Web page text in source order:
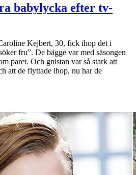
babylycka efter tv-
Kejbert, 30, fick ihop det i
fru”. De bägge var med säsongen
paret. Och gnistan var så stark att
att de flyttade ihop, nu har de